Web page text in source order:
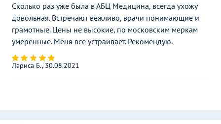
Сколько раз уже была в АБЦ Медицина, всегда ухожу
довольная. Встречают вежливо, врачи понимающие и
грамотные. Цены не высокие, по московским меркам
умеренные. Меня все устраивает. Рекомендую.
Лариса Б., 30.08.2021